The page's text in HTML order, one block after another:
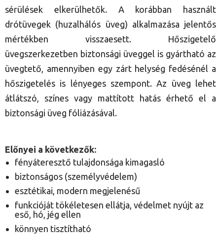
sérülések elkerülhetők. A korábban használt
drótüvegek (huzalhálós üveg) alkalmazása jelentős
mértékben visszaesett. Hőszigetelő
üvegszerkezetben biztonsági üveggel is gyártható az
üvegtető, amennyiben egy zárt helység fedésénél a
hőszigetelés is lényeges szempont. Az üveg lehet
átlátszó, színes vagy mattított hatás érhető el a
biztonsági üveg fóliázásával.
Előnyei a következők:
fényáteresztő tulajdonsága kimagasló
biztonságos (személyvédelem)
esztétikai, modern megjelenésű
funkcióját tökéletesen ellátja, védelmet nyújt az
eső, hó, jég ellen
könnyen tisztítható